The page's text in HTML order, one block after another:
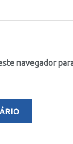
navegador